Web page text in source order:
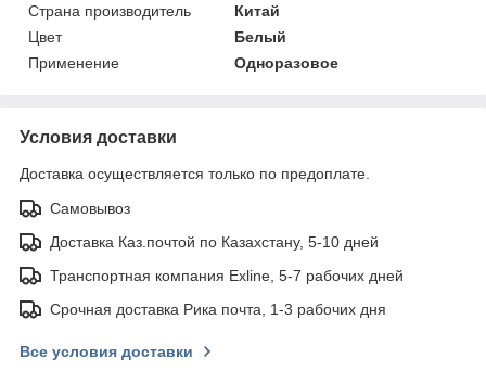
Страна производитель
Китай
Цвет
Белый
Применение
Одноразовое
Условия доставки
Доставка осуществляется только по предоплате.
Самовывоз
Доставка Каз.почтой по Казахстану, 5-10 дней
Транспортная компания Exline, 5-7 рабочих дней
Срочная доставка Рика почта, 1-3 рабочих дня
Все условия доставки